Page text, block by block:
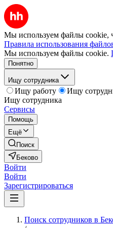
Мы используем файлы cookie,
Правила использования
Мы используем файлы cookie.
Понятно
Ищу сотрудника
Ищу работу
Ищу
Ищу сотрудника
Сервисы
Помощь
Ещё
Поиск
Беково
Войти
Войти
Зарегистрироваться
Поиск сотрудников в